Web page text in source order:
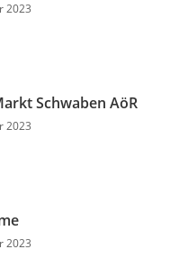
2023
Schwaben AöR
2023
2023